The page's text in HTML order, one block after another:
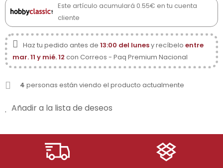
Este artículo acumulará 0.55€ en tu cuenta
cliente
Haz tu pedido antes de 13:00 del lunesy recíbelo entre
mar. 11 y mié. 12 con Correos - Paq Premium Nacional
4 personas están viendo el producto actualmente
Añadir a la lista de deseos